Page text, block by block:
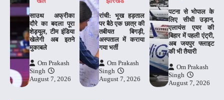
साउथ अफ्रीका
दौरे का बदला पूरा
शेड्यूल, टीम इंडिया
खेलेगी अब इतने
मुकाबले
Om Prakash
Singh
August 7, 2026
रांची: भूख हड़ताल
पर बैठे एक छात्र की
तबीयत बिगड़ी,
अस्पताल में कराया
गया भर्ती
Om Prakash
Singh
August 7, 2026
पटना से भोपाल के
लिए सीधी उड़ान,
एलायंस एयर की
बिहार में पहली एंट्री,
अब जयपुर फ्लाइट
की भी तैयारी
Om Prakash
Singh
August 7, 2026